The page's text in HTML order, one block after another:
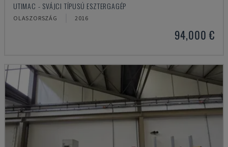
UTIMAC - SVÁJCI TÍPUSÚ ESZTERGAGÉP
OLASZORSZÁG 2016
94,000 €